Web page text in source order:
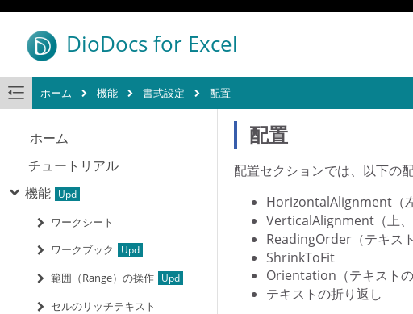
DioDocs for Excel
ホーム 機能 書式設定 配置
ホーム
チュートリアル
機能
ワークシート
ワークブック
範囲（Range）の操作
セルのリッチテキスト
配置
配置セクションでは、以下の
HorizontalAlignment（
VerticalAlignment（上、
ReadingOrder（テキス
ShrinkToFit
Orientation（テキストの
テキストの折り返し